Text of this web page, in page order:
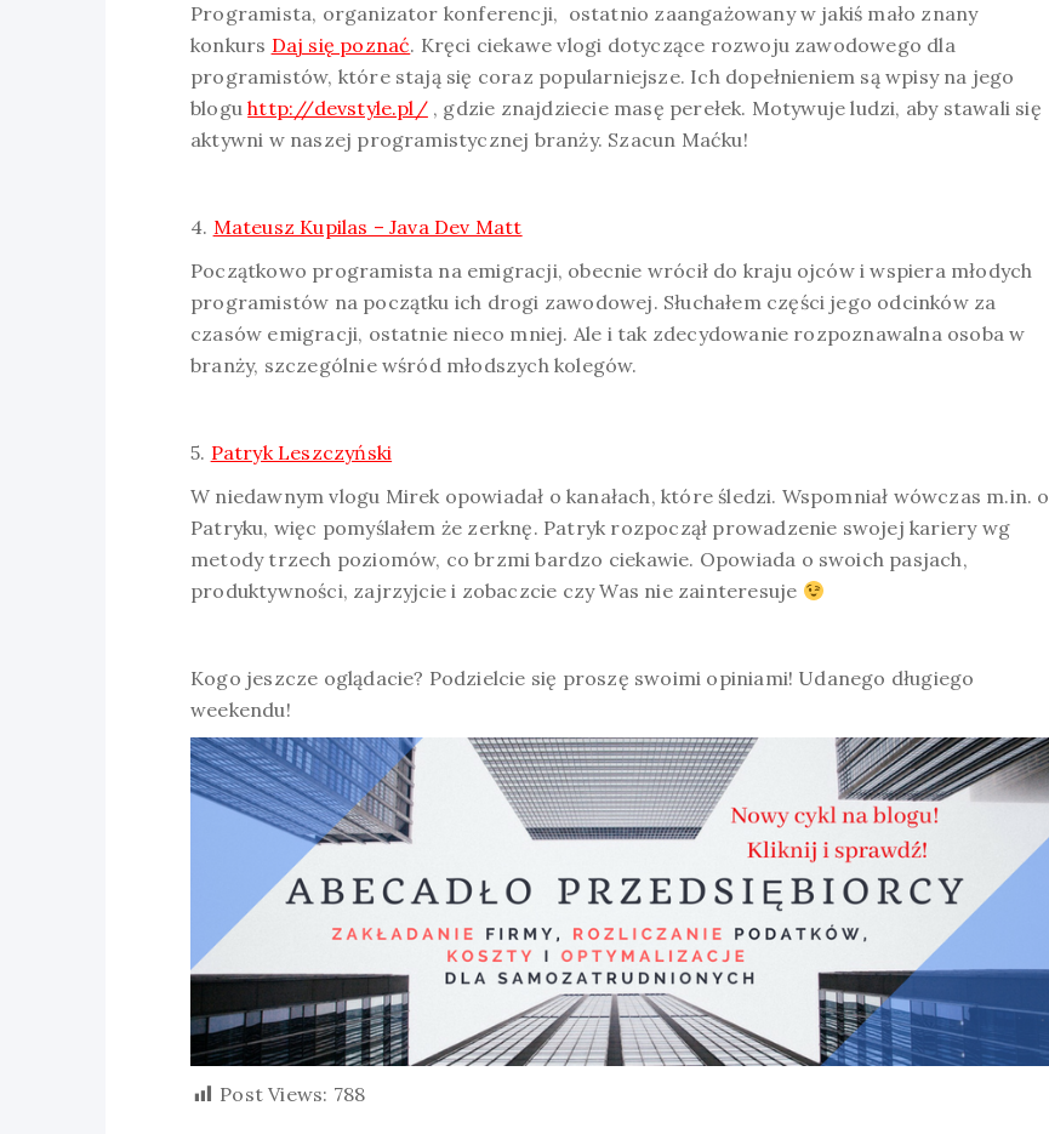
Programista, organizator konferencji, ostatnio zaangażowany w jakiś mało znany
konkurs Daj się poznać. Kręci ciekawe vlogi dotyczące rozwoju zawodowego dla
programistów, które stają się coraz popularniejsze. Ich dopełnieniem są wpisy na jego
bloguhttp://devstyle.pl/, gdzie znajdziecie masę perełek. Motywuje ludzi, aby stawali się
aktywni w naszej programistycznej branży. Szacun Maćku!
4. Mateusz Kupilas – Java Dev Matt
Początkowo programista na emigracji, obecnie wrócił do kraju ojców i wspiera młodych
programistów na początku ich drogi zawodowej. Słuchałem części jego odcinków za
czasów emigracji, ostatnie nieco mniej. Ale i tak zdecydowanie rozpoznawalna osoba w
branży, szczególnie wśród młodszych kolegów.
5. Patryk Leszczyński
W niedawnym vlogu Mirek opowiadał o kanałach, które śledzi. Wspomniał wówczas m.in. o
Patryku, więc pomyślałem że zerknę. Patryk rozpoczął prowadzenie swojej kariery wg
metody trzech poziomów, co brzmi bardzo ciekawie. Opowiada o swoich pasjach,
produktywności, zajrzyjcie i zobaczcie czy Was nie zainteresuje
Kogo jeszcze oglądacie? Podzielcie się proszę swoimi opiniami! Udanego długiego
weekendu!
Post Views: 788